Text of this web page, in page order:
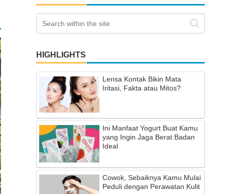
HIGHLIGHTS
Lensa Kontak Bikin Mata
Iritasi, Fakta atau Mitos?
Ini Manfaat Yogurt Buat Kamu
yang Ingin Jaga Berat Badan
Ideal
Cowok, Sebaiknya Kamu Mulai
Peduli dengan Perawatan Kulit